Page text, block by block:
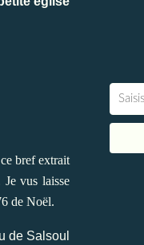
bref extrait
Je vus laisse
de Noël.
de Salsoul